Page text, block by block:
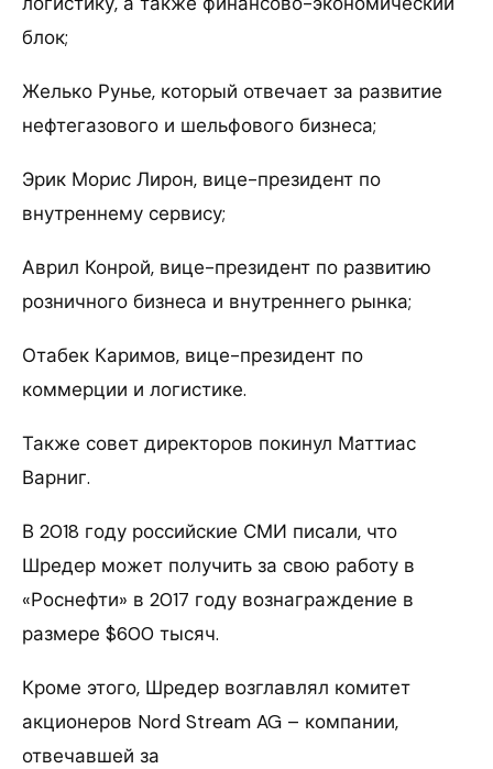
блок;
Желько Рунье, который отвечает за развитие
нефтегазового и шельфового бизнеса;
Эрик Морис Лирон, вице-президент по
внутреннему сервису;
Аврил Конрой, вице-президент по развитию
розничного бизнеса и внутреннего рынка;
Отабек Каримов, вице-президент по
коммерции и логистике.
Также совет директоров покинул Маттиас
Варниг.
В 2018 году российские СМИ писали, что
Шредер может получить за свою работу в
«Роснефти» в 2017 году вознаграждение в
размере $600 тысяч.
Кроме этого, Шредер возглавлял комитет
акционеров Nord Stream AG – компании,
отвечавшей за